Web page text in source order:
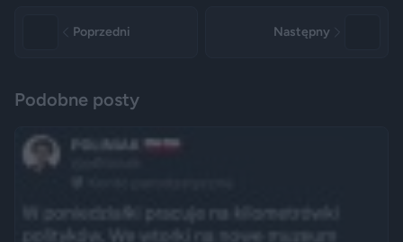
Poprzedni Następny
Podobne posty